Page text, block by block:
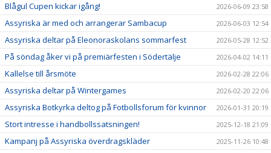
Blågul Cupen kickar igång! 2026-06-09 23:58
Assyriska är med och arrangerar Sambacup 2026-06-03 12:54
Assyriska deltar på Eleonoraskolans sommarfest 2026-05-28 12:52
På söndag åker vi på premiärfesten i Södertälje 2026-04-02 14:11
Kallelse till årsmöte 2026-02-28 22:06
Assyriska deltar på Wintergames 2026-02-20 22:06
Assyriska Botkyrka deltog på Fotbollsforum för kvinnor 2026-01-31 20:19
Stort intresse i handbollssatsningen! 2025-12-18 21:09
Kampanj på Assyriska överdragskläder 2025-11-26 10:48